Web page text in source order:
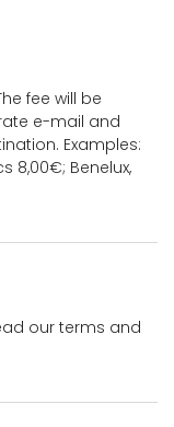
fee will be
e-mail and
Examples:
8,00€; Benelux,
our terms and